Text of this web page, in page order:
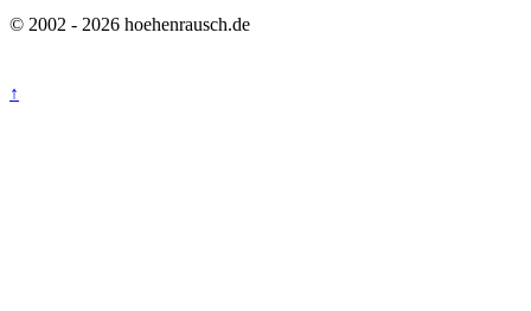
© 2002 - 2026 hoehenrausch.de
↑